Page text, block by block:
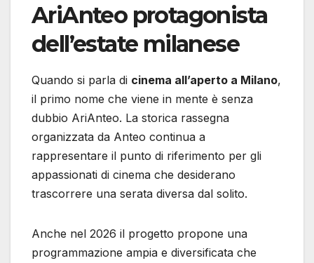
AriAnteo protagonista
dell’estate milanese
Quando si parla di cinema all’aperto a Milano,
il primo nome che viene in mente è senza
dubbio AriAnteo. La storica rassegna
organizzata da Anteo continua a
rappresentare il punto di riferimento per gli
appassionati di cinema che desiderano
trascorrere una serata diversa dal solito.
Anche nel 2026 il progetto propone una
programmazione ampia e diversificata che